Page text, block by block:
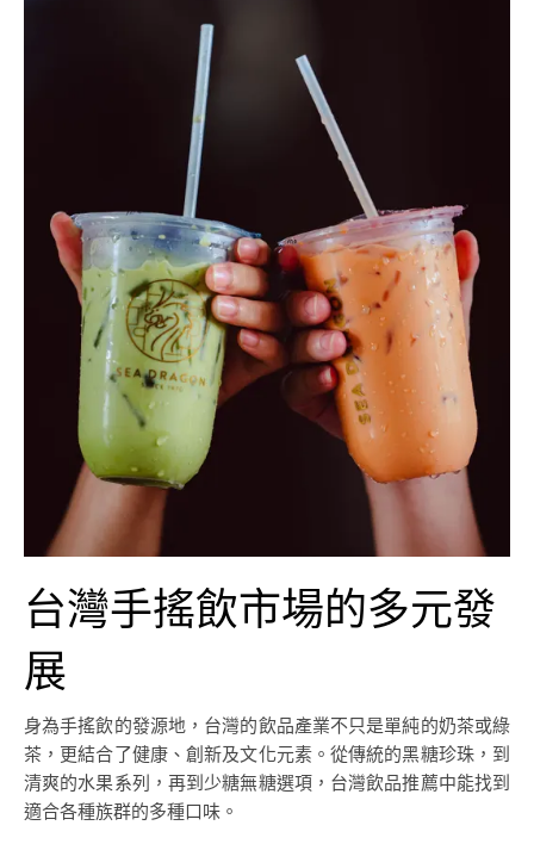
台灣手搖飲市場的多元發
展
身為手搖飲的發源地，台灣的飲品產業不只是單純的奶茶或綠
茶，更結合了健康、創新及文化元素。從傳統的黑糖珍珠，到
清爽的水果系列，再到少糖無糖選項，台灣飲品推薦中能找到
適合各種族群的多種口味。